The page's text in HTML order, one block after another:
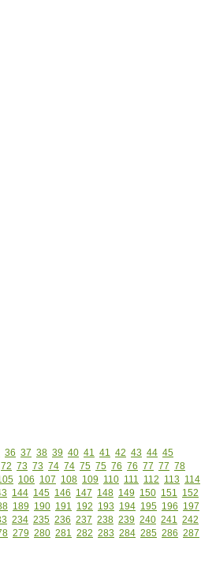
36 37 38 39 40 41 41 42 43 44 45
72 73 73 74 74 75 75 76 76 77 77 78
106 107 108 109 110 111 112 113 114
144 145 146 147 148 149 150 151 152
189 190 191 192 193 194 195 196 197
234 235 236 237 238 239 240 241 242
279 280 281 282 283 284 285 286 287